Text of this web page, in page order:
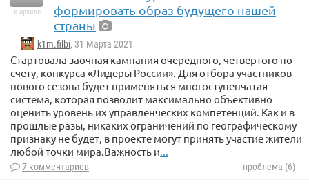
в архиве
формировать образ будущего нашей
страны
k1m.filbi, 31 Марта 2021
Стартовала заочная кампания очередного, четвертого по
счету, конкурса «Лидеры России». Для отбора участников
нового сезона будет применяться многоступенчатая
система, которая позволит максимально объективно
оценить уровень их управленческих компетенций. Как и в
прошлые разы, никаких ограничений по географическому
признаку не будет, в проекте могут принять участие жители
любой точки мира.Важность и...
7 комментариев проблема (6)